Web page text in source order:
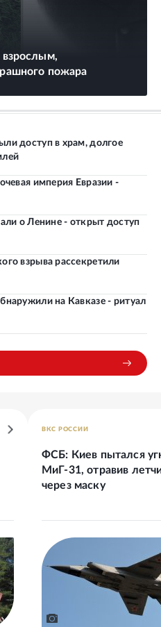
взрослым,
пожара
доступ в храм, долгое
империя Евразии -
о Ленине - открыт доступ
взрыва рассекретили
на Кавказе - ритуал
ВКС РОССИИ
ФСБ: Киев пытался
МиГ-31, отравив
через маску